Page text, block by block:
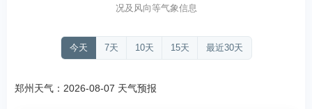
况及风向等气象信息
今天 7天 10天 15天 最近30天
郑州天气：2026-08-07 天气预报